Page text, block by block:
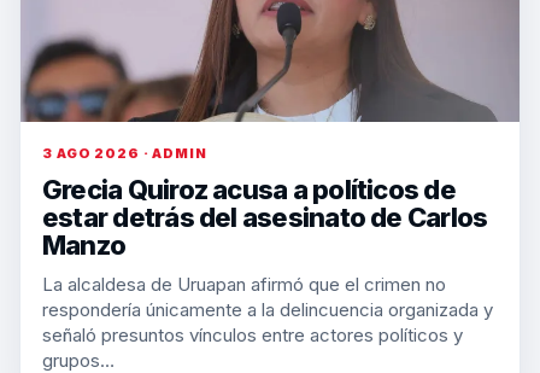
3 AGO 2026 · ADMIN
Grecia Quiroz acusa a políticos de
estar detrás del asesinato de Carlos
Manzo
La alcaldesa de Uruapan afirmó que el crimen no
respondería únicamente a la delincuencia organizada y
señaló presuntos vínculos entre actores políticos y
grupos…